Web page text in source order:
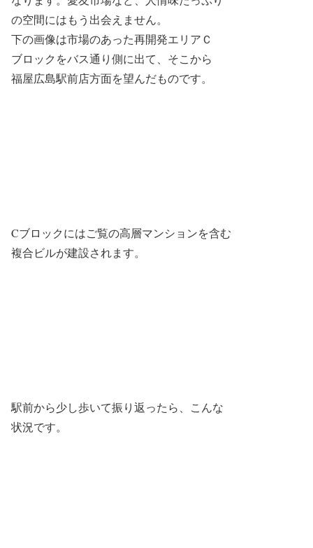
の空間にはもう出会えません。
下の画像は市場のあった再開発エリアＣ
ブロックをバス通り側に出て、そこから
福屋広島駅前店方面を望んだものです。
Cブロックにはご覧の高層マンションを含む
複合ビルが建設されます。
駅前から少し歩いて振り返ったら、こんな
状況です。